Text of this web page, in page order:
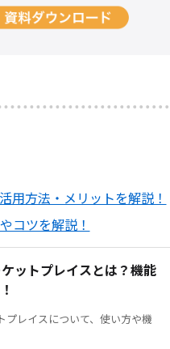
用方法・メリットを解説！
コツを解説！
ットプレイスとは？機能
レイスについて、使い方や機